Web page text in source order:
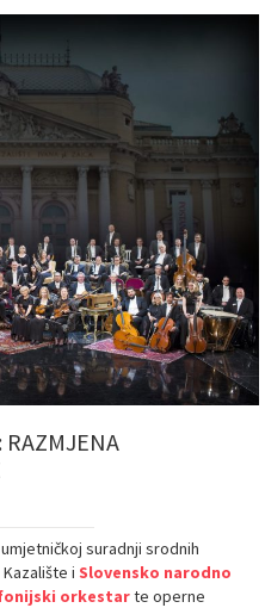
RAZMJENA
suradnji srodnih
i Slovensko narodno
orkestarte operne